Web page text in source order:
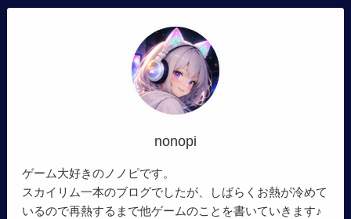
nonopi
ゲーム大好きのノノピです。
スカイリム一本のブログでしたが、しばらくお熱が冷めて
いるので再熱するまで他ゲームのことを書いていきます♪